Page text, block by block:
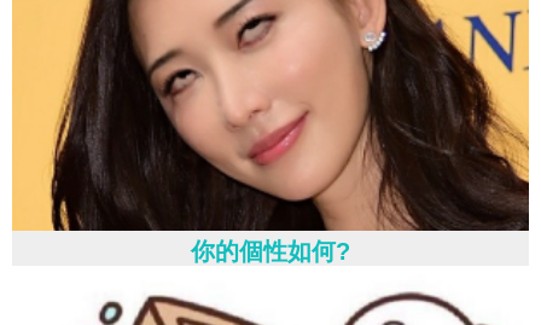
你的個性如何?